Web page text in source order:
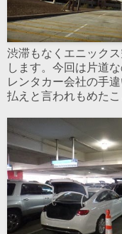
渋滞もなくエニック
します。今回は片道
レンタカー会社の手
払えと言われもめた